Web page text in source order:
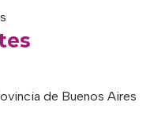
de Buenos Aires